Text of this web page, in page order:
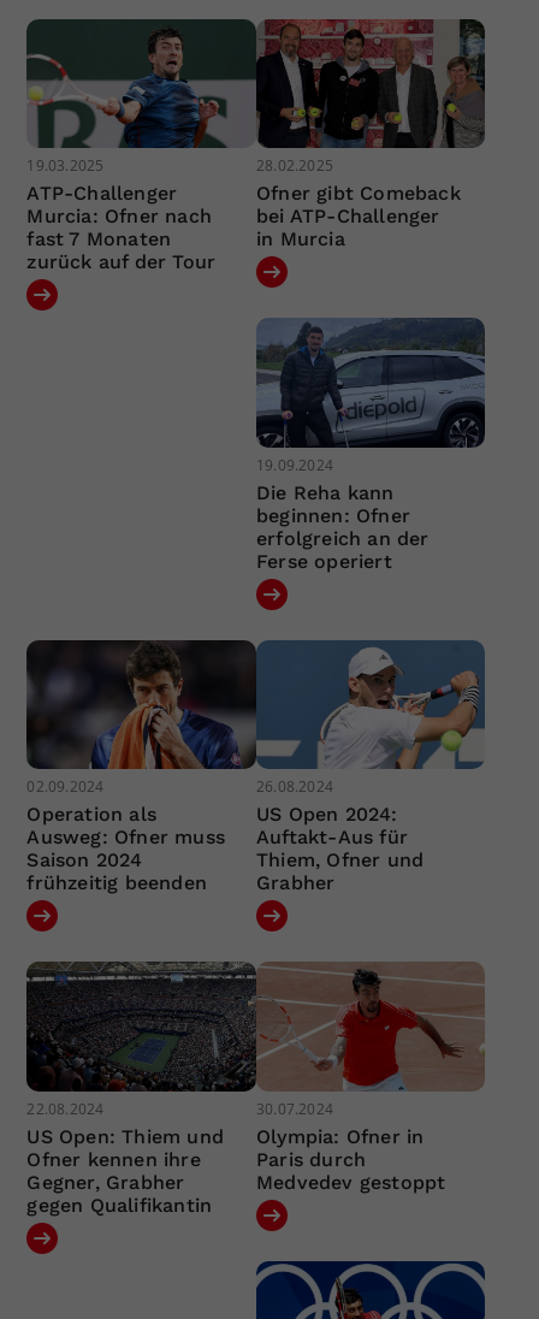
19.03.2025
ATP-Challenger
Murcia: Ofner nach
fast 7 Monaten
zurück auf der Tour
28.02.2025
Ofner gibt Comeback
bei ATP-Challenger
in Murcia
19.09.2024
Die Reha kann
beginnen: Ofner
erfolgreich an der
Ferse operiert
02.09.2024
Operation als
Ausweg: Ofner muss
Saison 2024
frühzeitig beenden
26.08.2024
US Open 2024:
Auftakt-Aus für
Thiem, Ofner und
Grabher
22.08.2024
US Open: Thiem und
Ofner kennen ihre
Gegner, Grabher
gegen Qualifikantin
30.07.2024
Olympia: Ofner in
Paris durch
Medvedev gestoppt